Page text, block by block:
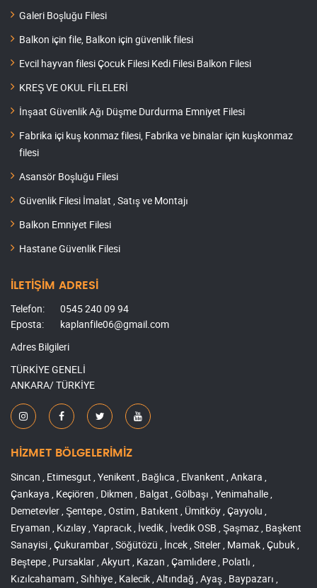
Galeri Boşluğu Filesi
Balkon için file, Balkon için güvenlik filesi
Evcil hayvan filesi Çocuk Filesi Kedi Filesi Balkon Filesi
KREŞ VE OKUL FİLELERİ
İnşaat Güvenlik Ağı Düşme Durdurma Emniyet Filesi
Fabrika içi kuş konmaz filesi, Fabrika ve binalar için kuşkonmaz
filesi
Asansör Boşluğu Filesi
Güvenlik Filesi İmalat , Satış ve Montajı
Balkon Emniyet Filesi
Hastane Güvenlik Filesi
İLETİŞİM ADRESİ
Telefon:
0545 240 09 94
Eposta:
kaplanfile06@gmail.com
Adres Bilgileri
TÜRKİYE GENELİ
ANKARA/ TÜRKİYE
HİZMET BÖLGELERİMİZ
Sincan , Etimesgut , Yenikent , Bağlıca , Elvankent , Ankara ,
Çankaya , Keçiören , Dikmen , Balgat , Gölbaşı , Yenimahalle ,
Demetevler , Şentepe , Ostim , Batıkent , Ümitköy , Çayyolu ,
Eryaman , Kızılay , Yapracık , İvedik , İvedik OSB , Şaşmaz , Başkent
Sanayisi , Çukurambar , Söğütözü , İncek , Siteler , Mamak , Çubuk ,
Beştepe , Pursaklar , Akyurt , Kazan , Çamlıdere , Polatlı ,
Kızılcahamam , Sıhhiye , Kalecik , Altındağ , Ayaş , Baypazarı ,